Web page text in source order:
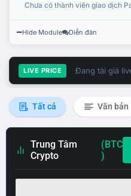
Chưa có thành viên giao dịch
Hide Module Diễn đàn
LIVE PRICE Đang tải giá
Tất cả Văn bản
Trung Tâm
Crypto
(BTC
)